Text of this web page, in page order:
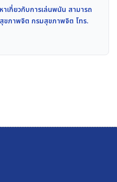
กี่ยวกับการเล่นพนัน สามารถ
ขภาพจิต กรมสุขภาพจิต โทร.